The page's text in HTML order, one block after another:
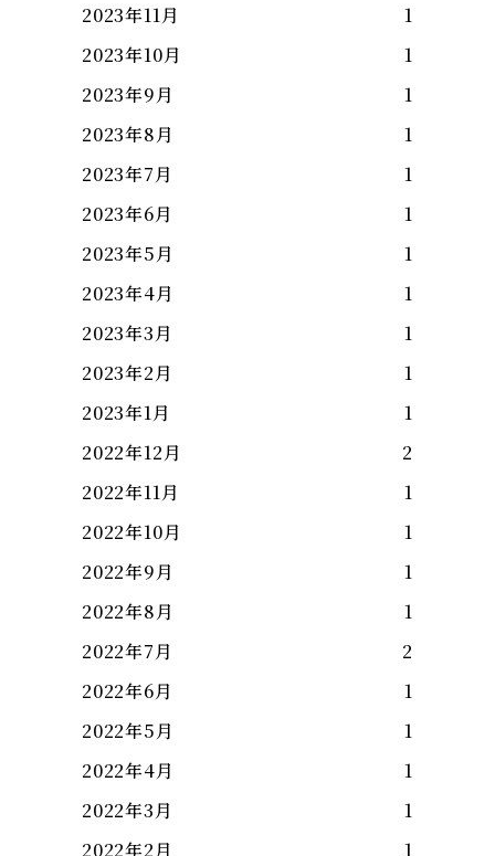
2023年11月
1
2023年10月
1
2023年9月
1
2023年8月
1
2023年7月
1
2023年6月
1
2023年5月
1
2023年4月
1
2023年3月
1
2023年2月
1
2023年1月
1
2022年12月
2
2022年11月
1
2022年10月
1
2022年9月
1
2022年8月
1
2022年7月
2
2022年6月
1
2022年5月
1
2022年4月
1
2022年3月
1
2022年2月
1